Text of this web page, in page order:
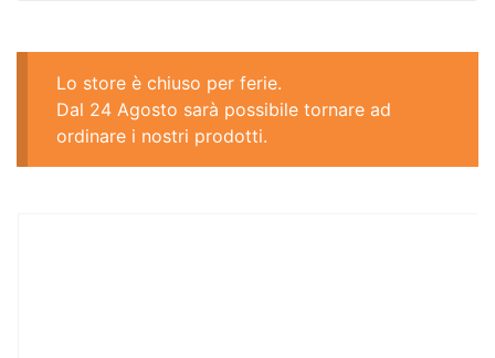
Lo store è chiuso per ferie.
Dal 24 Agosto sarà possibile tornare ad
ordinare i nostri prodotti.